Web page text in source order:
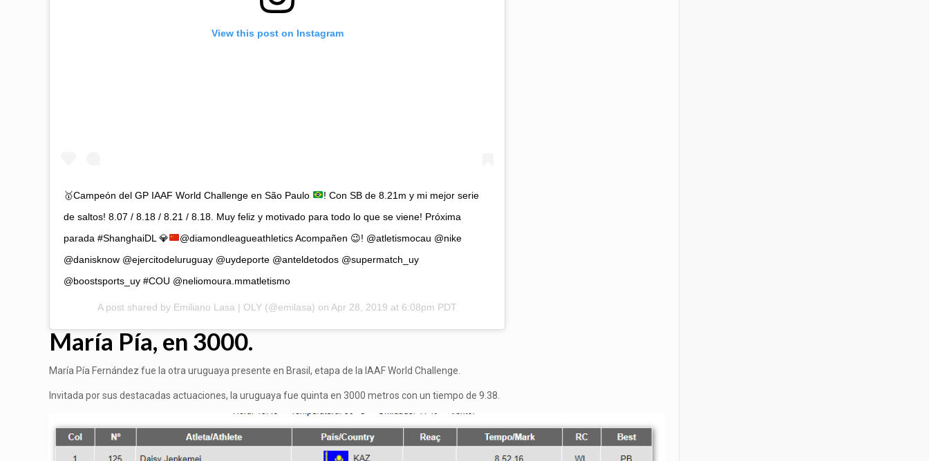
View this post on Instagram
🥇Campeón del GP IAAF World Challenge en São Paulo
! Con SB de 8.21m y mi mejor serie
de saltos! 8.07 / 8.18 / 8.21 / 8.18. Muy feliz y motivado para todo lo que se viene! Próxima
parada #ShanghaiDL💎 @diamondleagueathletics Acompañen 😉! @atletismocau @nike
@danisknow @ejercitodeluruguay @uydeporte @anteldetodos @supermatch_uy
@boostsports_uy #COU @neliomoura.mmatletismo
A post shared by Emiliano Lasa | OLY (@emilasa) on Apr 28, 2019 at 6:08pm PDT
María Pía, en 3000.
María Pía Fernández fue la otra uruguaya presente en Brasil, etapa de la IAAF World Challenge.
Invitada por sus destacadas actuaciones, la uruguaya fue quinta en 3000 metros con un tiempo de 9.38.